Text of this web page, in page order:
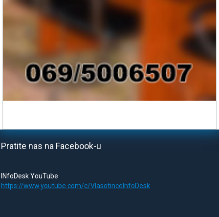
Pratite nas na Facebook-u
INfoDesk YouTube
https://www.youtube.com/c/VlasotinceInfoDesk